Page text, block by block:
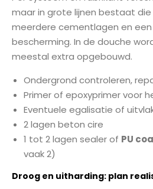
maar in grote lijnen bestaat
meerdere cementlagen en
bescherming. In de douche
meestal extra opgebouwd.
Ondergrond controleren,
Primer of epoxyprimer voor
Eventuele egalisatie of
2 lagen beton cire
1 tot 2 lagen sealer of PU
vaak 2)
Droog en uitharding: plan